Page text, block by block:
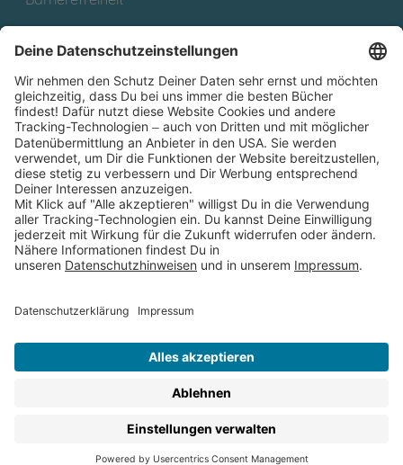
Partnerprogramm (Affiliate)
Folge uns auf
* Versandkostenfrei ab 9,00 € Bestellwert innerhalb
Deutschlands
** Lieferzeit 1-3 Werktage innerhalb Deutschlands
Thienemann-Esslinger Verlag GmbH, Blumenstraße 36, D-70182